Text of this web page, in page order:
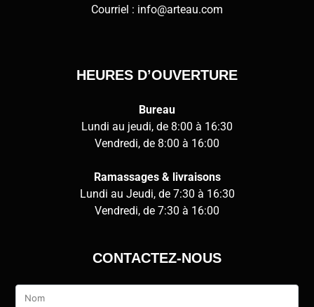
Courriel : info@arteau.com
HEURES D’OUVERTURE
Bureau
Lundi au jeudi, de 8:00 à 16:30
Vendredi, de 8:00 à 16:00
Ramassages & livraisons
Lundi au Jeudi, de 7:30 à 16:30
Vendredi, de 7:30 à 16:00
CONTACTEZ-NOUS